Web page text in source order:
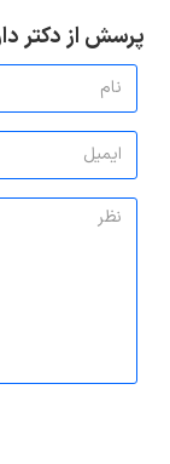
پرسش از دکتر